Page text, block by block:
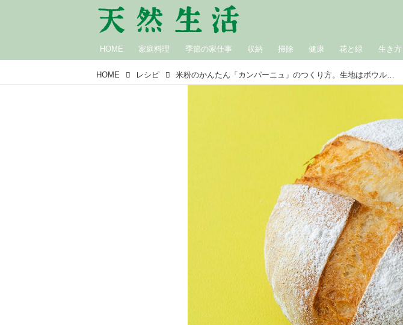
HOME 家庭料理 季節の家仕事 収納 掃除 健康 花と緑 生き方
HOME レシピ 米粉のかんたん「カンパーニュ」のつくり方。生地はボウルでまぜるだけ！焼き上がりまで1時間／あつあつパン教室・鈴木あつこさん